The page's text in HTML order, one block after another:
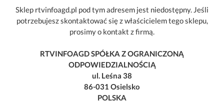
Sklep rtvinfoagd.pl pod tym adresem jest niedostępny. Jeśli
potrzebujesz skontaktować się z właścicielem tego sklepu,
prosimy o kontakt z firmą.
RTVINFOAGD SPÓŁKA Z OGRANICZONĄ
ODPOWIEDZIALNOŚCIĄ
ul. Leśna 38
86-031 Osielsko
POLSKA